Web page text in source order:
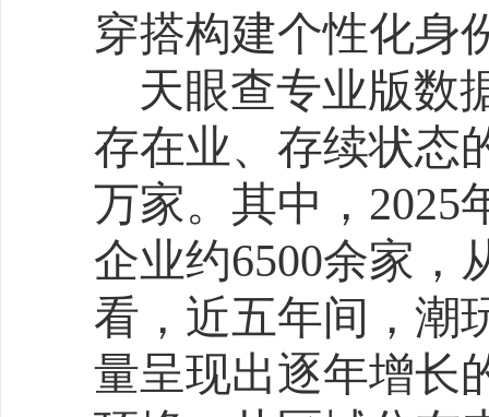
天眼查研究院认为，
费市场的晴雨表，也是零
标。消费理性化、直播渠
术双轮驱动，共同勾勒出
未来，随着流量红利见顶
将更聚焦于细分人群的精
的场景创新，以及政策与
618消费增长将为我国内
和经济高质量发展提供有